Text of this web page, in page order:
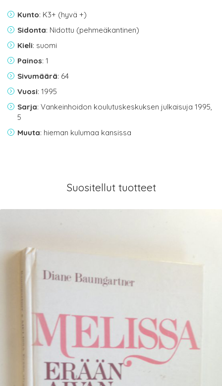
Kunto: K3+ (hyvä +)
Sidonta: Nidottu (pehmeäkantinen)
Kieli: suomi
Painos: 1
Sivumäärä: 64
Vuosi: 1995
Sarja: Vankeinhoidon koulutuskeskuksen julkaisuja 1995,
5
Muuta: hieman kulumaa kansissa
Suositellut tuotteet